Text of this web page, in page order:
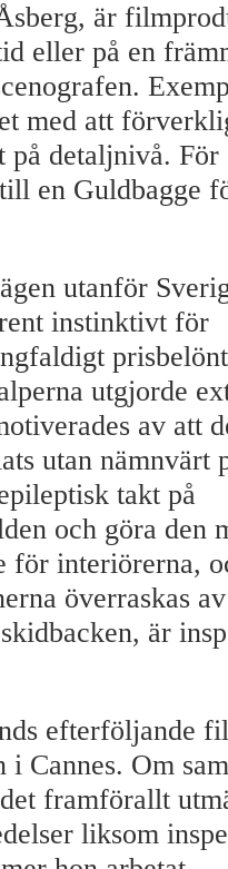
är
eller på en
med att
på detaljnivå. För
en Guldbagge
utanför
instinktivt för
utgjorde
av att
utan nämnvärt
takt på
och göra den
för interiörerna,
överraskas
är
efterföljande
Cannes. Om
framförallt
liksom